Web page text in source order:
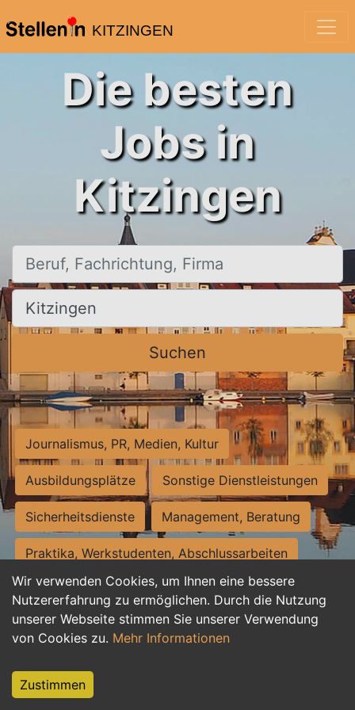
KITZINGEN
Wir verwenden Cookies, um Ihnen eine bessere
Nutzererfahrung zu ermöglichen. Durch die Nutzung
unserer Webseite stimmen Sie unserer Verwendung
von Cookies zu. Mehr Informationen
Zustimmen
Die besten
Jobs in
Kitzingen
Beruf, Fachrichtung, Firma
Ort, Stadt
Suchen
Journalismus, PR, Medien, Kultur
Ausbildungsplätze Sonstige Dienstleistungen
Sicherheitsdienste Management, Beratung
Praktika, Werkstudenten, Abschlussarbeiten
Personalwesen Assistenz, Sekretariat
Hilfskräfte, Aushilfs- und Nebenjobs
Weiterbildung, Studium, duale Ausbildung